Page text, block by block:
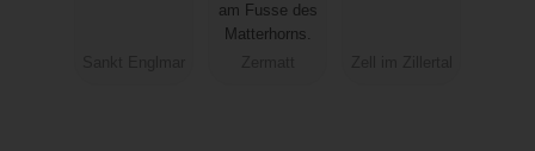
am Fusse des
Matterhorns.